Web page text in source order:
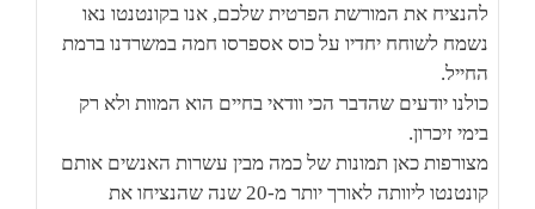
להנציח את המורשת הפרטית שלכם, אנו בקונטנטו נאו
נשמח לשוחח יחדיו על כוס אספרסו חמה במשרדנו ברמת
החייל.
כולנו יודעים שהדבר הכי וודאי בחיים הוא המוות ולא רק
בימי זיכרון.
מצורפות כאן תמונות של כמה מבין עשרות האנשים אותם
קונטנטו ליוותה לאורך יותר מ-20 שנה שהנציחו את